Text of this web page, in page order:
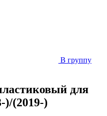
В группу
для
)/(2019-)